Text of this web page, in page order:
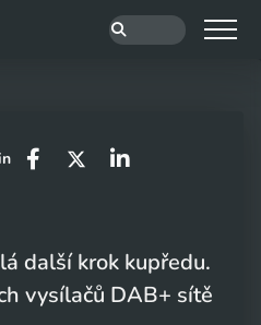
další krok kupředu.
vysílačů DAB+ sítě